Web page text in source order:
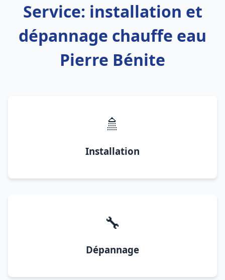
Service: installation et
dépannage chauffe eau
Pierre Bénite
🚿
Installation
🔧
Dépannage